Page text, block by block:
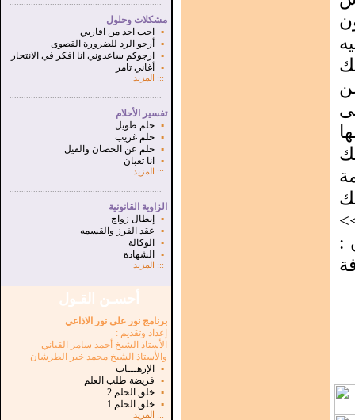
مشكلات وحلول
▪
احب احد من اقاربي
▪
أرجو الرد للضرورة القصوى
▪
ارجوكم ساعدوني انا افكر في الانتحار
▪
أغاني تامر
:::
المزيد
تفسير الأحلام
▪
حلم طويل
▪
حلم غريب
▪
حلم عن الحصان والفيل
▪
انا تعبان
:::
المزيد
الزاوية القانونية
▪
إبطال زواج
▪
عقد الفرز والقسمه
▪
الوكالة
▪
الشهادة
::: المزيد
أحسـن القـول
برنامج نور على نور الاذاعي
إعداد وتقديم :
الأستاذ الشيخ أحمد سامر القباني
والأستاذ الشيخ محمد خير الطرشان
▪
الإرهـــاب
▪
فريضة طلب العلم
▪
خلق الحلم 2
▪
خلق الحلم 1
:::
المزيد
: